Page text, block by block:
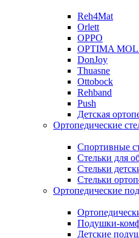
Reh4Mat
Orlett
OPPO
OPTIMA
DonJoy
Thuasne
Ottobock
Rehband
Push
Детская
Ортопедические
Спортивные
Стельки для
Стельки
Стельки
Ортопедические
Подушки-
Детские